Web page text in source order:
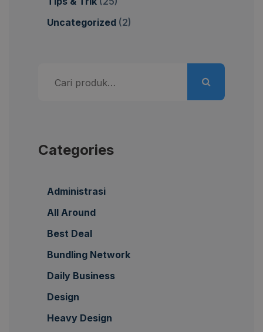
Uncategorized (2)
untuk:
Categories
Administrasi
All Around
Best Deal
Bundling Network
Daily Business
Design
Heavy Design